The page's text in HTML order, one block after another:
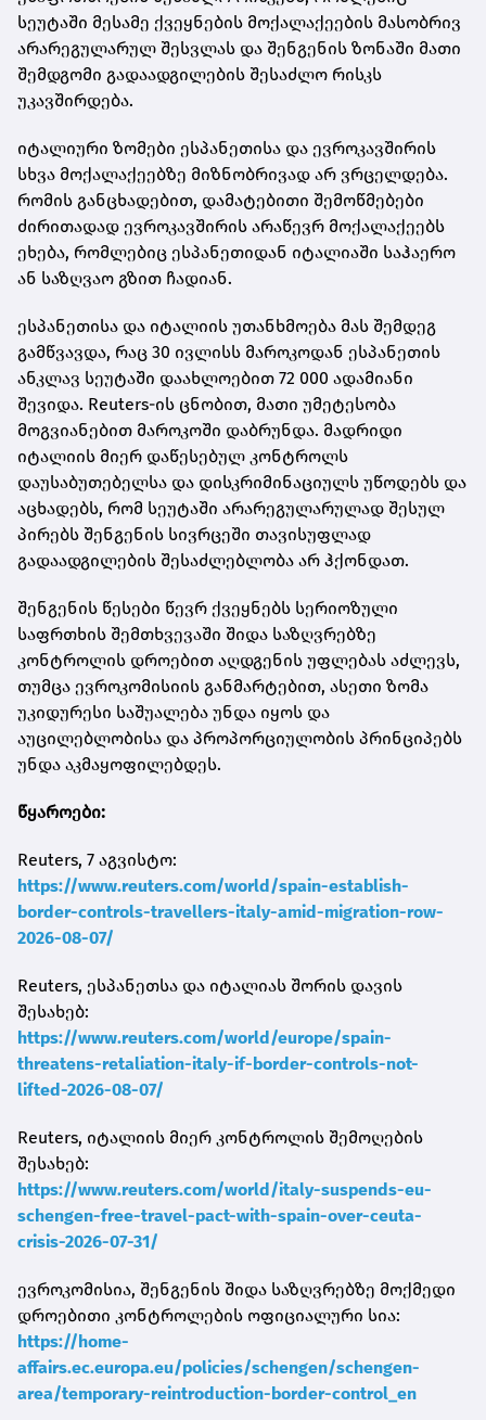
სეუტაში მესამე ქვეყნების მოქალაქეების მასობრივ
არარეგულარულ შესვლას და შენგენის ზონაში მათი
შემდგომი გადაადგილების შესაძლო რისკს
უკავშირდება.
იტალიური ზომები ესპანეთისა და ევროკავშირის
სხვა მოქალაქეებზე მიზნობრივად არ ვრცელდება.
რომის განცხადებით, დამატებითი შემოწმებები
ძირითადად ევროკავშირის არაწევრ მოქალაქეებს
ეხება, რომლებიც ესპანეთიდან იტალიაში საჰაერო
ან საზღვაო გზით ჩადიან.
ესპანეთისა და იტალიის უთანხმოება მას შემდეგ
გამწვავდა, რაც 30 ივლისს მაროკოდან ესპანეთის
ანკლავ სეუტაში დაახლოებით 72 000 ადამიანი
შევიდა. Reuters-ის ცნობით, მათი უმეტესობა
მოგვიანებით მაროკოში დაბრუნდა. მადრიდი
იტალიის მიერ დაწესებულ კონტროლს
დაუსაბუთებელსა და დისკრიმინაციულს უწოდებს და
აცხადებს, რომ სეუტაში არარეგულარულად შესულ
პირებს შენგენის სივრცეში თავისუფლად
გადაადგილების შესაძლებლობა არ ჰქონდათ.
შენგენის წესები წევრ ქვეყნებს სერიოზული
საფრთხის შემთხვევაში შიდა საზღვრებზე
კონტროლის დროებით აღდგენის უფლებას აძლევს,
თუმცა ევროკომისიის განმარტებით, ასეთი ზომა
უკიდურესი საშუალება უნდა იყოს და
აუცილებლობისა და პროპორციულობის პრინციპებს
უნდა აკმაყოფილებდეს.
წყაროები:
Reuters, 7 აგვისტო:
https://www.reuters.com/world/spain-establish-
border-controls-travellers-italy-amid-migration-row-
2026-08-07/
Reuters, ესპანეთსა და იტალიას შორის დავის
შესახებ:
https://www.reuters.com/world/europe/spain-
threatens-retaliation-italy-if-border-controls-not-
lifted-2026-08-07/
Reuters, იტალიის მიერ კონტროლის შემოღების
შესახებ:
https://www.reuters.com/world/italy-suspends-eu-
schengen-free-travel-pact-with-spain-over-ceuta-
crisis-2026-07-31/
ევროკომისია, შენგენის შიდა საზღვრებზე მოქმედი
დროებითი კონტროლების ოფიციალური სია:
https://home-
affairs.ec.europa.eu/policies/schengen/schengen-
area/temporary-reintroduction-border-control_en